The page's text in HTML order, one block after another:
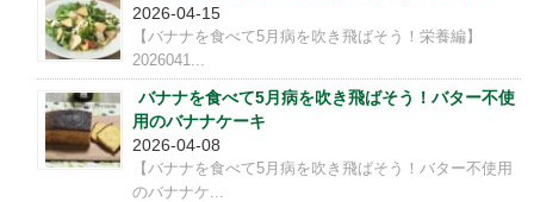
2026-04-15
【バナナを食べて5月病を吹き飛ばそう！栄養編】
2026041...
バナナを食べて5月病を吹き飛ばそう！バター不使
用のバナナケーキ
2026-04-08
【バナナを食べて5月病を吹き飛ばそう！バター不使用
のバナナケ...